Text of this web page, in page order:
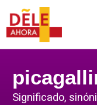
Significado,